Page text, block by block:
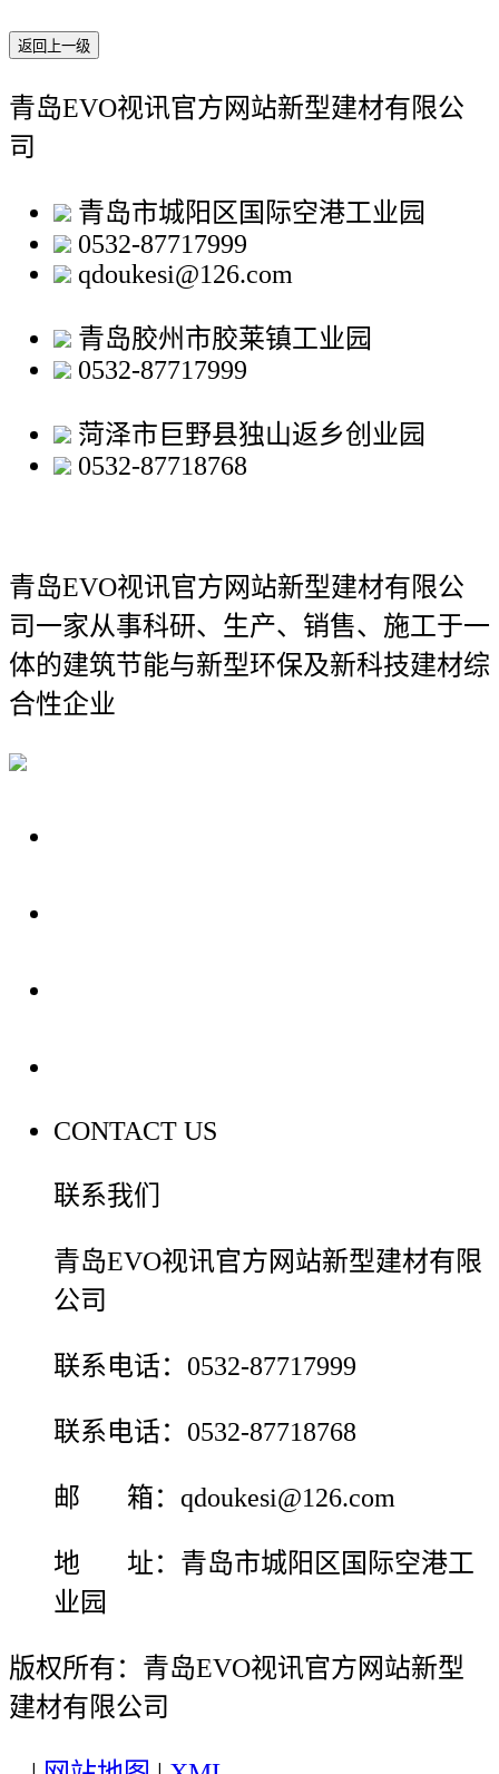
返回上一级
青岛EVO视讯官方网站新型建材有限公
司
青岛市城阳区国际空港工业园
0532-87717999
qdoukesi@126.com
青岛胶州市胶莱镇工业园
0532-87717999
菏泽市巨野县独山返乡创业园
0532-87718768
青岛EVO视讯官方网站新型建材有限公
司一家从事科研、生产、销售、施工于一
体的建筑节能与新型环保及新科技建材综
合性企业
CONTACT US
联系我们
青岛EVO视讯官方网站新型建材有限
公司
联系电话：0532-87717999
联系电话：0532-87718768
邮 箱：qdoukesi@126.com
地 址：青岛市城阳区国际空港工
业园
版权所有：青岛EVO视讯官方网站新型
建材有限公司